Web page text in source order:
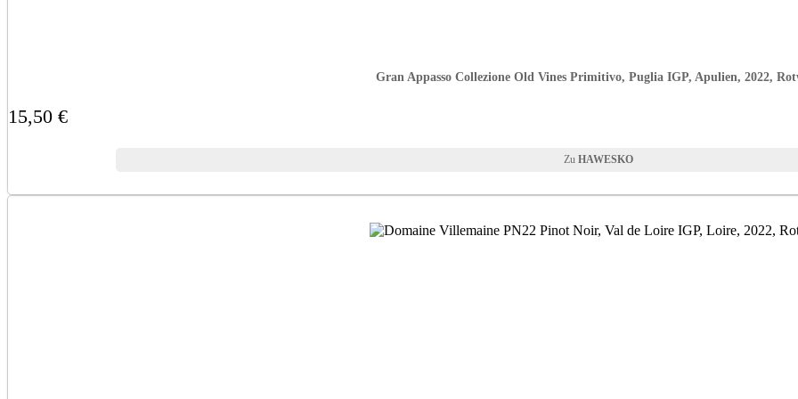
Gran Appasso Collezione Old Vines Primitivo, Puglia IGP, Apulien, 2022,
15,50 €
HAWESKO